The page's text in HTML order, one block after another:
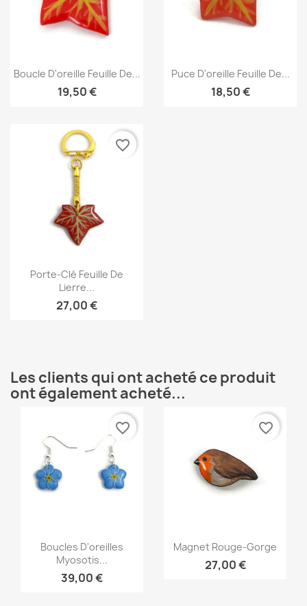
 Aperçu rapide
Boucle D'oreille Feuille De...
19,50 €
Aperçu rapide
Puce D'oreille Feuille De...
18,50 €
Aperçu rapide
Porte-Clé Feuille De
Lierre...
27,00 €
favorite_border
Les clients qui ont acheté ce produit
ont également acheté...
Aperçu rapide
Boucles D'oreilles
Myosotis...
39,00 €
favorite_border
Aperçu rapide
Magnet Rouge-Gorge
27,00 €
favorite_border